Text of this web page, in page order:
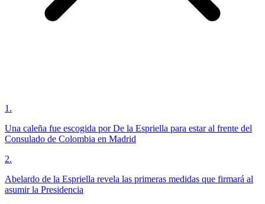
1 .
Una caleña fue escogida por De la Espriella para estar al frente del
Consulado de Colombia en Madrid
2.
Abelardo de la Espriella revela las primeras medidas que firmará al
asumir la Presidencia